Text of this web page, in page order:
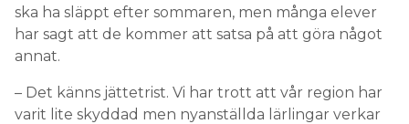
ska ha släppt efter sommaren, men många elever
har sagt att de kommer att satsa på att göra något
annat.
– Det känns jättetrist. Vi har trott att vår region har
varit lite skyddad men nyanställda lärlingar verkar